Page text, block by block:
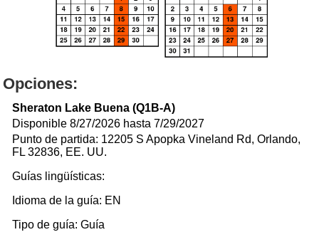
Opciones:
Sheraton Lake Buena (Q1B-A)
Disponible 8/27/2026 hasta 7/29/2027
Punto de partida: 12205 S Apopka Vineland Rd, Orlando,
FL 32836, EE. UU.
Guías lingüísticas:
Idioma de la guía: EN
Tipo de guía: Guía